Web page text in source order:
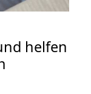
helfen